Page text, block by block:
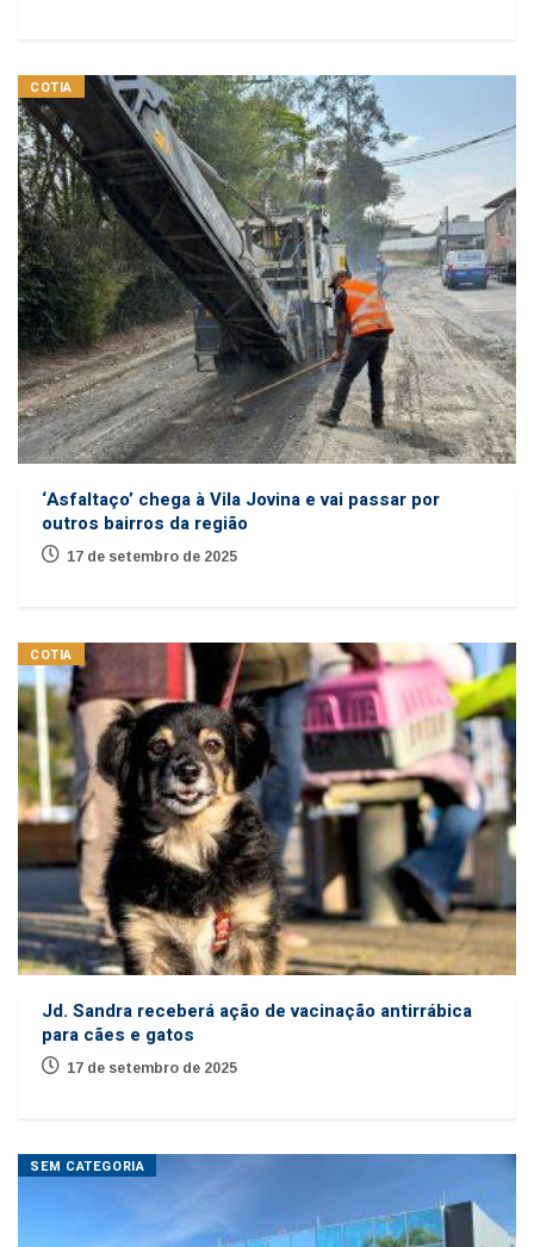
COTIA
‘Asfaltaço’ chega à Vila Jovina e vai passar por
outros bairros da região
17 de setembro de 2025
COTIA
Jd. Sandra receberá ação de vacinação antirrábica
para cães e gatos
17 de setembro de 2025
SEM CATEGORIA